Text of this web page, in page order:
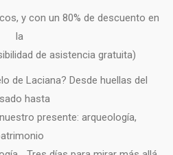
y con un 80% de descuento en
la
de asistencia gratuita)
de Laciana? Desde huellas del
hasta
presente: arqueología,